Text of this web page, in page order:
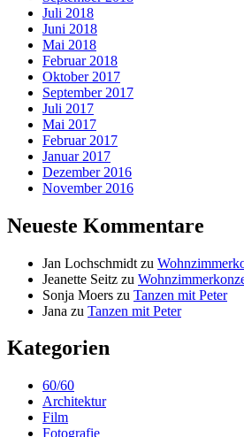
Juli 2018
Juni 2018
Mai 2018
Februar 2018
Oktober 2017
September 2017
Juli 2017
Mai 2017
Februar 2017
Januar 2017
Dezember 2016
November 2016
Neueste Kommentare
Jan Lochschmidt zu
Jeanette Seitz zu
Sonja Moers zu Tanzen mit Peter
Jana zu Tanzen mit Peter
Kategorien
60/60
Architektur
Film
Fotografie